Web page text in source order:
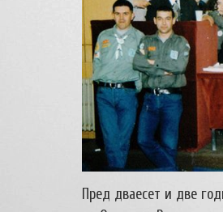
Пред дваесет и две